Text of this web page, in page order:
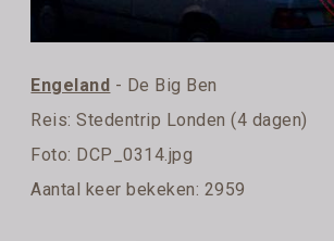
Engeland - De Big Ben
Reis:Stedentrip Londen (4 dagen)
Foto: DCP_0314.jpg
Aantal keer bekeken: 2959